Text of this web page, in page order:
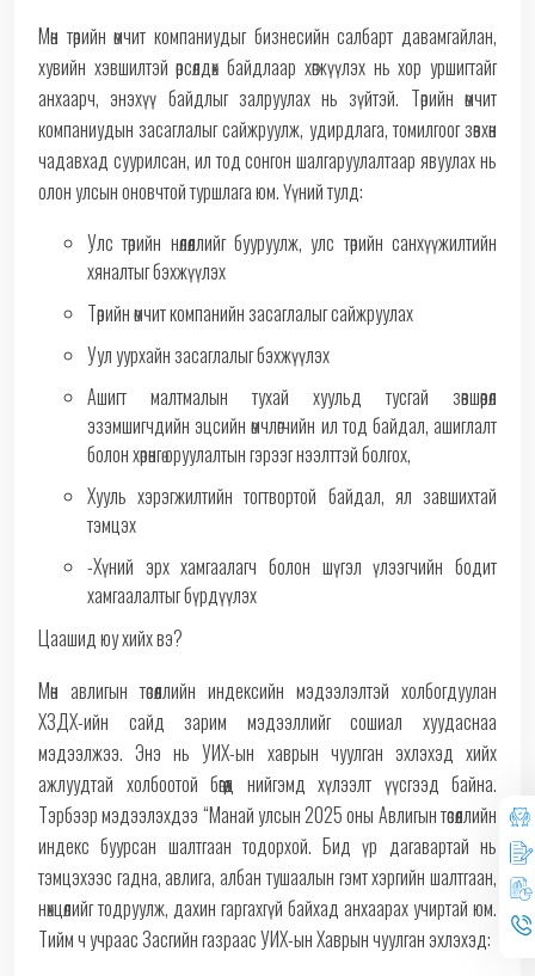
Мөн төрийн өмчит компаниудыг бизнесийн салбарт давамгайлан,
хувийн хэвшилтэй өрсөлдөх байдлаар хөгжүүлэх нь хор уршигтайг
анхаарч, энэхүү байдлыг залруулах нь зүйтэй. Төрийн өмчит
компаниудын засаглалыг сайжруулж, удирдлага, томилгоог зөвхөн
чадавхад суурилсан, ил тод сонгон шалгаруулалтаар явуулах нь
олон улсын оновчтой туршлага юм. Үүний тулд:
Улс төрийн нөлөөллийг бууруулж, улс төрийн санхүүжилтийн
хяналтыг бэхжүүлэх
Төрийн өмчит компанийн засаглалыг сайжруулах
Уул уурхайн засаглалыг бэхжүүлэх
Ашигт малтмалын тухай хуульд тусгай зөвшөөрөл
эзэмшигчдийн эцсийн өмчлөгчийн ил тод байдал, ашиглалт
болон хөрөнгө оруулалтын гэрээг нээлттэй болгох,
Хууль хэрэгжилтийн тогтвортой байдал, ял завшихтай
тэмцэх
-Хүний эрх хамгаалагч болон шүгэл үлээгчийн бодит
хамгаалалтыг бүрдүүлэх
Цаашид юу хийх вэ?
Мөн авлигын төсөөллийн индексийн мэдээлэлтэй холбогдуулан
ХЗДХ-ийн сайд зарим мэдээллийг сошиал хуудаснаа
мэдээлжээ. Энэ нь УИХ-ын хаврын чуулган эхлэхэд хийх
ажлуудтай холбоотой бөгөөд нийгэмд хүлээлт үүсгээд байна.
Тэрбээр мэдээлэхдээ “Манай улсын 2025 оны Авлигын төсөөллийн
индекс буурсан шалтгаан тодорхой. Бид үр дагавартай нь
тэмцэхээс гадна, авлига, албан тушаалын гэмт хэргийн шалтгаан,
нөхцөлийг тодруулж, дахин гаргахгүй байхад анхаарах учиртай юм.
Тийм ч учраас Засгийн газраас УИХ-ын Хаврын чуулган эхлэхэд: